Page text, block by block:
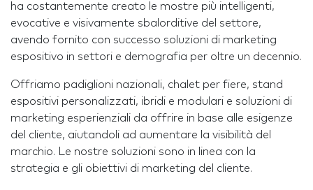
ha costantemente creato le mostre più intelligenti,
evocative e visivamente sbalorditive del settore,
avendo fornito con successo soluzioni di marketing
espositivo in settori e demografia per oltre un decennio.
Offriamo padiglioni nazionali, chalet per fiere, stand
espositivi personalizzati, ibridi e modulari e soluzioni di
marketing esperienziali da offrire in base alle esigenze
del cliente, aiutandoli ad aumentare la visibilità del
marchio. Le nostre soluzioni sono in linea con la
strategia e gli obiettivi di marketing del cliente.